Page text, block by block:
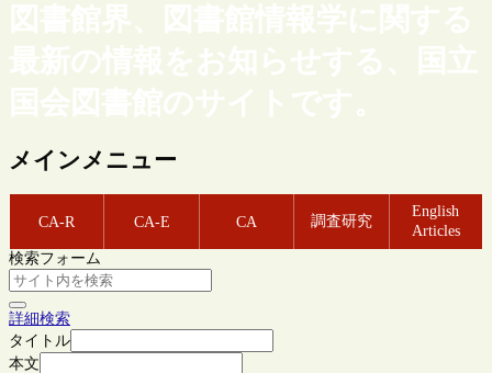
図書館界、図書館情報学に関する
最新の情報をお知らせする、国立
国会図書館のサイトです。
メインメニュー
CA-R CA-E CA 調査研究
English
Articles
検索フォーム
詳細検索
タイトル
本文